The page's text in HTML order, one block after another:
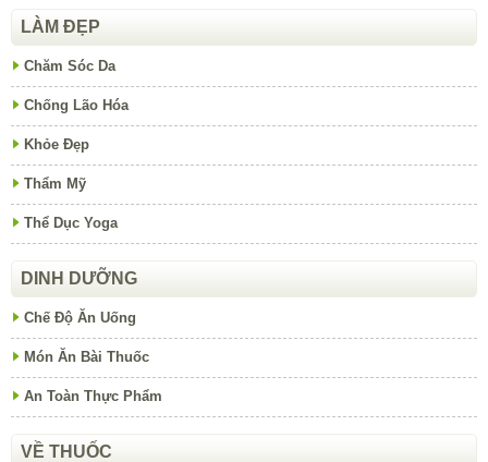
LÀM ĐẸP
Chăm Sóc Da
Chống Lão Hóa
Khỏe Đẹp
Thẩm Mỹ
Thể Dục Yoga
DINH DƯỠNG
Chế Độ Ăn Uống
Món Ăn Bài Thuốc
An Toàn Thực Phẩm
VỀ THUỐC